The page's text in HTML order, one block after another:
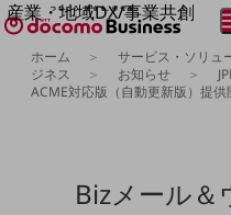
産業・地域DX/事業共創
OPEN HUB for Plural
自律・分散・協調型社会の実現を目指
「社会可能性」を探究・実装する事業
フリーワードを入力して探
ホーム サービス・ソリュ
ジネス
お知らせ
ACME対応版（自動更新版）提
Bizメール＆